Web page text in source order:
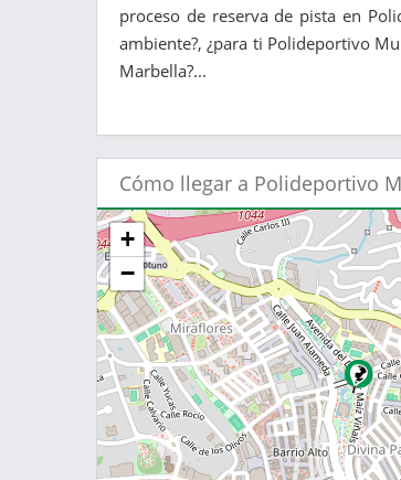
proceso de reserva de pista en
ambiente?, ¿para ti Polideportivo
Marbella?...
Cómo llegar a Polideportivo
+
−